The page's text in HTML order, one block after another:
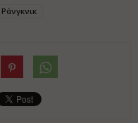
Ράνγκνικ